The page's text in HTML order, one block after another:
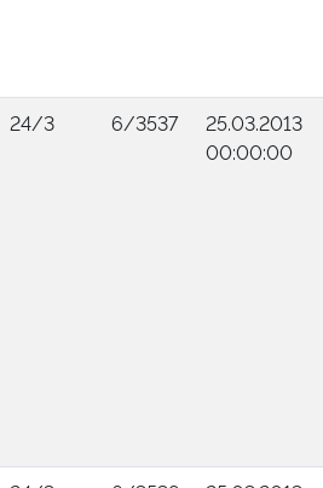
24/3
6/3537
25.03.2013
00:00:00